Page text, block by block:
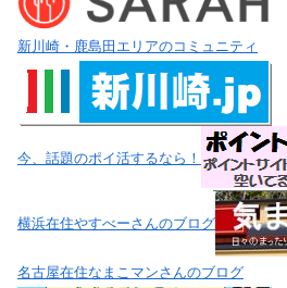
新川崎・鹿島田エリアのコミュニティ
今、話題のポイ活するなら！
横浜在住やすべーさんのブログ
名古屋在住なまこマンさんのブログ